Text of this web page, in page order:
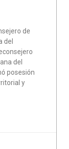
de
del
del
posesión
y